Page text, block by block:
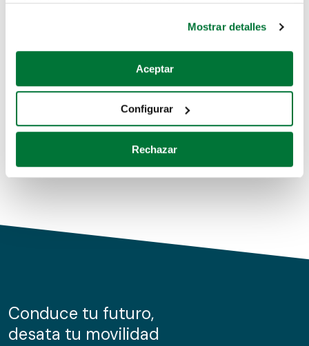
Si lo permite, también quisiéramos:
Recopilar información sobre su ubicación geográfica
Identificar su dispositivo analizándolo activamente
para buscar características específicas (huellas
Obtenga más información sobre cómo se procesan sus
de cookies.
información sobre el uso que haga del sitio web con
nuestros partners de redes sociales, publicidad y análisis
Mostrar detalles
Aceptar
Configurar
Rechazar
Coches de segunda mano
Coches de km0
Conduce tu futuro,
desata tu movilidad